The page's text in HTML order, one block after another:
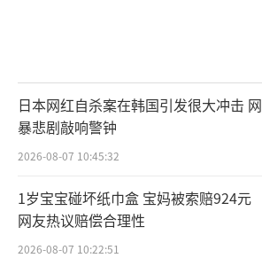
日本网红自杀案在韩国引发很大冲击 网
暴悲剧敲响警钟
2026-08-07 10:45:32
1岁宝宝碰坏纸巾盒 宝妈被索赔924元
网友热议赔偿合理性
2026-08-07 10:22:51